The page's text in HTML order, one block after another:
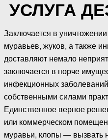
УСЛУГА
Заключается в
муравьев, жуков, а также
доставляют немало
заключается в порче
инфекционных
собственными силами
Единственное верное
или коммерческом
муравьи, клопы — вызвать